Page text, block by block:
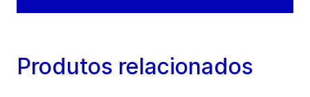
Produtos relacionados